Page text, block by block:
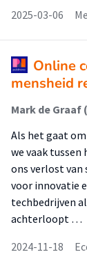
2025-03-06
Online
mensheid
Mark de
Als het gaat
we vaak tussen
ons verlost van
voor innovatie
techbedrijven
achterloopt …
2024-11-18